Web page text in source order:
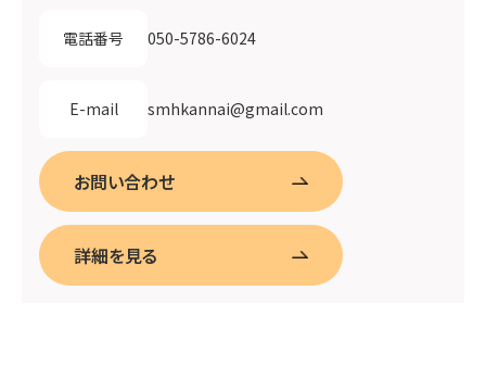
電話番号 050-5786-6024
E-mail smhkannai@gmail.com
お問い合わせ
詳細を見る